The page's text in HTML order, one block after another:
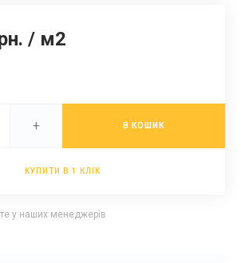
/ м2
+ В КОШИК
КУПИТИ В 1 КЛІК
у наших менеджерів